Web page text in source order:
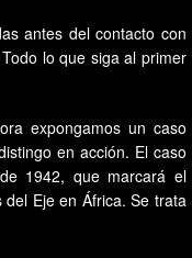
antes del contacto con
lo que siga al primer
expongamos un caso
en acción. El caso
1942, que marcará el
Eje en África. Se trata